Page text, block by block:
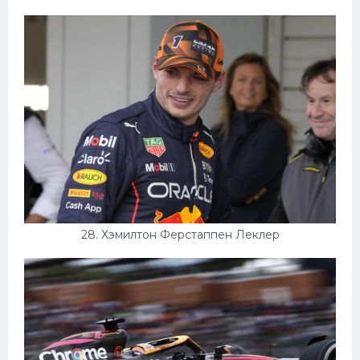
28. Хэмилтон Ферстаппен Леклер